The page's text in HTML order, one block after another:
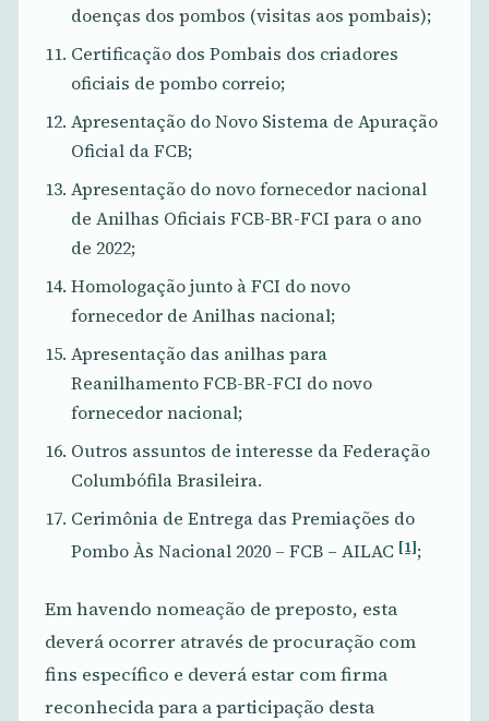
doenças dos pombos (visitas aos pombais);
Certificação dos Pombais dos criadores
oficiais de pombo correio;
Apresentação do Novo Sistema de Apuração
Oficial da FCB;
Apresentação do novo fornecedor nacional
de Anilhas Oficiais FCB-BR-FCI para o ano
de 2022;
Homologação junto à FCI do novo
fornecedor de Anilhas nacional;
Apresentação das anilhas para
Reanilhamento FCB-BR-FCI do novo
fornecedor nacional;
Outros assuntos de interesse da Federação
Columbófila Brasileira.
Cerimônia de Entrega das Premiações do
Pombo Às Nacional 2020 – FCB – AILAC [1];
Em havendo nomeação de preposto, esta
deverá ocorrer através de procuração com
fins específico e deverá estar com firma
reconhecida para a participação desta